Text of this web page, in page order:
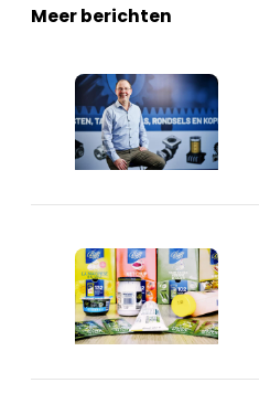
Meer berichten